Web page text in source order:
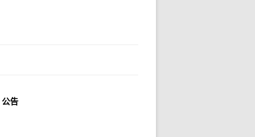
公告